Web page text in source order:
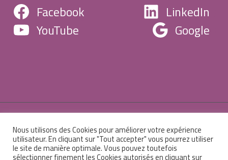
Facebook
LinkedIn
YouTube
Google
© 2026 Centre de formation Christine Robert -
Mentions légales-Sitemap-Administration
Nous utilisons des Cookies pour améliorer votre expérience
utilisateur. En cliquant sur "Tout accepter" vous pourrez utiliser
le site de manière optimale. Vous pouvez toutefois
sélectionner finement les Cookies autorisés en cliquant sur